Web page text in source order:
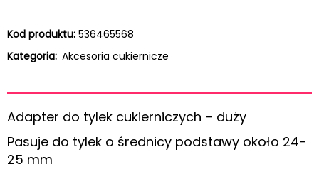
Kod produktu: 536465568
Kategoria: Akcesoria cukiernicze
Adapter do tylek cukierniczych – duży
Pasuje do tylek o średnicy podstawy około 24-
25 mm